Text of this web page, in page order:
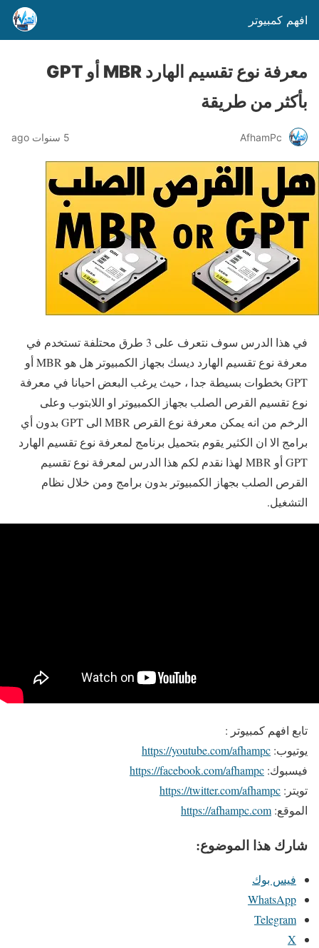
افهم كمبيوتر
معرفة نوع تقسيم الهارد MBR أو GPT
بأكثر من طريقة
AfhamPc 5 سنوات ago
في هذا الدرس سوف نتعرف على 3 طرق محتلفة تستخدم في
معرفة نوع تقسيم الهارد ديسك بجهاز الكمبيوتر هل هو MBR أو
GPT بخطوات بسيطة جدا ، حيث يرغب البعض احيانا في معرفة
نوع تقسيم القرص الصلب بجهاز الكمبيوتر او اللابتوب وعلى
الرخم من انه يمكن معرفة نوع القرص MBR الى GPT بدون أي
برامج الا ان الكثير يقوم بتحميل برنامج لمعرفة نوع تقسيم الهارد
GPT أو MBR لهذا نقدم لكم هذا الدرس لمعرفة نوع تقسيم
القرص الصلب بجهاز الكمبيوتر بدون برامج ومن خلال نظام
التشغيل.
تابع افهم كمبيوتر :
يوتيوب: https://youtube.com/afhampc
فيسبوك: https://facebook.com/afhampc
تويتر: https://twitter.com/afhampc
الموقع: https://afhampc.com
شارك هذا الموضوع:
فيس بوك
WhatsApp
Telegram
X